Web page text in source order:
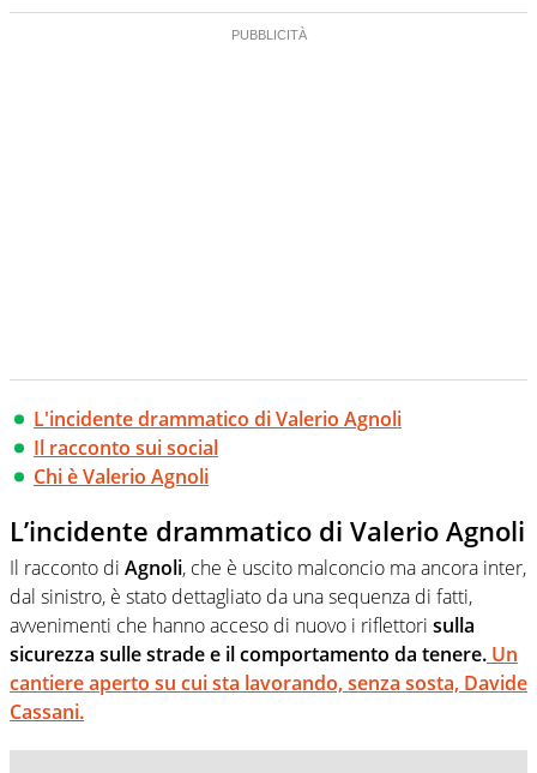
L'incidente drammatico di Valerio Agnoli
Il racconto sui social
Chi è Valerio Agnoli
L’incidente drammatico di Valerio Agnoli
Il racconto di Agnoli, che è uscito malconcio ma ancora inter,
dal sinistro, è stato dettagliato da una sequenza di fatti,
avvenimenti che hanno acceso di nuovo i riflettori sulla
sicurezza sulle strade e il comportamento da tenere. Un
cantiere aperto su cui sta lavorando, senza sosta, Davide
Cassani.